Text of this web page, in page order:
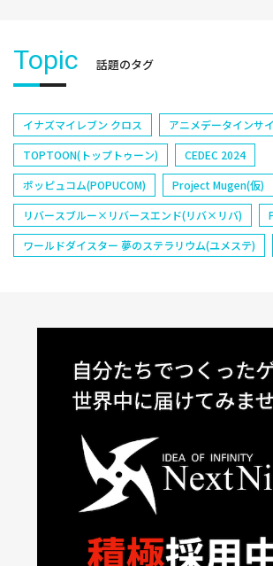
Topic 話題のタグ
イナズマイレブン クロス
アニメデータインサ
TOPTOON(トップトゥーン)
CEDEC 2024
ポッピュコム(POPUCOM)
Project Mugen(仮)
リバースブルー×リバースエンド(リバ×リバ)
ワールドダイスター 夢のステラリウム(ユメステ)